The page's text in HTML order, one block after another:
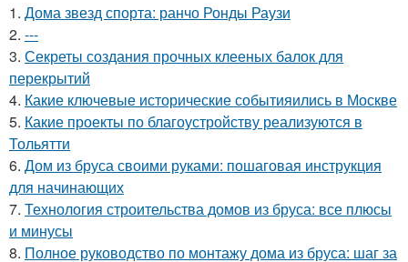
1. Дома звезд спорта: ранчо Ронды Раузи
2. ---
3. Секреты создания прочных клееных балок для
перекрытий
4. Какие ключевые исторические событияились в Москве
5. Какие проекты по благоустройству реализуются в
Тольятти
6. Дом из бруса своими руками: пошаговая инструкция
для начинающих
7. Технология строительства домов из бруса: все плюсы
и минусы
8. Полное руководство по монтажу дома из бруса: шаг за